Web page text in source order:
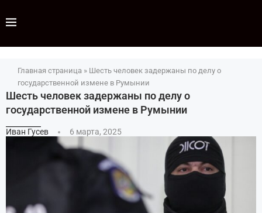
Главная страница » Шесть человек задержаны по делу о
государственной измене в Румынии
Шесть человек задержаны по делу о
государственной измене в Румынии
Иван Гусев 6 марта, 2025